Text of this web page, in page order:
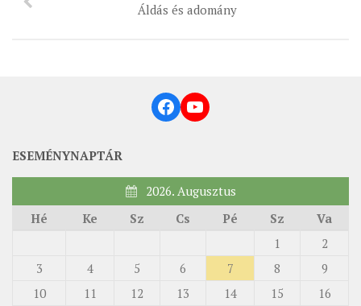
Áldás és adomány
Facebook
YouTube
ESEMÉNYNAPTÁR
2026. Augusztus
Hé
Ke Sz Cs Pé Sz
Va
1
2
3
4 5 6 7 8
9
10
11 12 13 14 15 16